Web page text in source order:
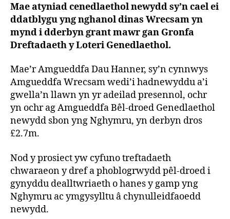
Mae atyniad cenedlaethol newydd sy’n cael ei
ddatblygu yng nghanol dinas Wrecsam yn
mynd i dderbyn grant mawr gan Gronfa
Dreftadaeth y Loteri Genedlaethol.
Mae’r Amgueddfa Dau Hanner, sy’n cynnwys
Amgueddfa Wrecsam wedi’i hadnewyddu a’i
gwella’n llawn yn yr adeilad presennol, ochr
yn ochr ag Amgueddfa Bêl-droed Genedlaethol
newydd sbon yng Nghymru, yn derbyn dros
£2.7m.
Nod y prosiect yw cyfuno treftadaeth
chwaraeon y dref a phoblogrwydd pêl-droed i
gynyddu dealltwriaeth o hanes y gamp yng
Nghymru ac ymgysylltu â chynulleidfaoedd
newydd.